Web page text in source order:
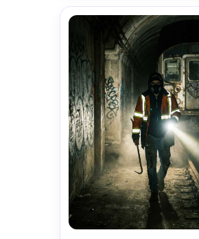
등급, 선명한 초점, 필름 스틸
4:5